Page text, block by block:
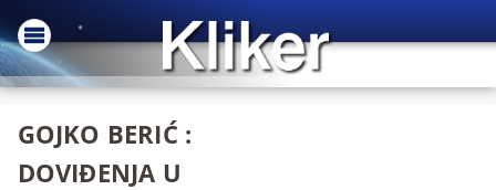
GOJKO BERIĆ :
DOVIĐENJA U